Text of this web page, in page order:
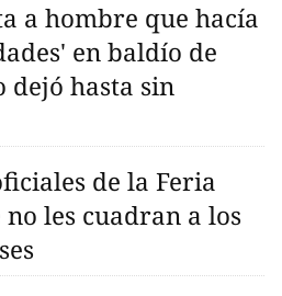
a hombre que hacía
en baldío de
dejó hasta sin
de la Feria
les cuadran a los